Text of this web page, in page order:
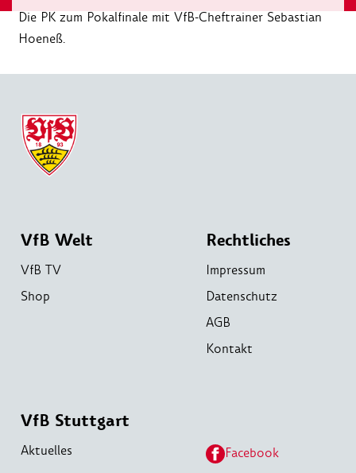
Die PK zum Pokalfinale mit VfB-Cheftrainer Sebastian
Hoeneß.
VfB Welt
VfB TV
Shop
Rechtliches
Impressum
Datenschutz
AGB
Kontakt
VfB Stuttgart
Aktuelles
Facebook